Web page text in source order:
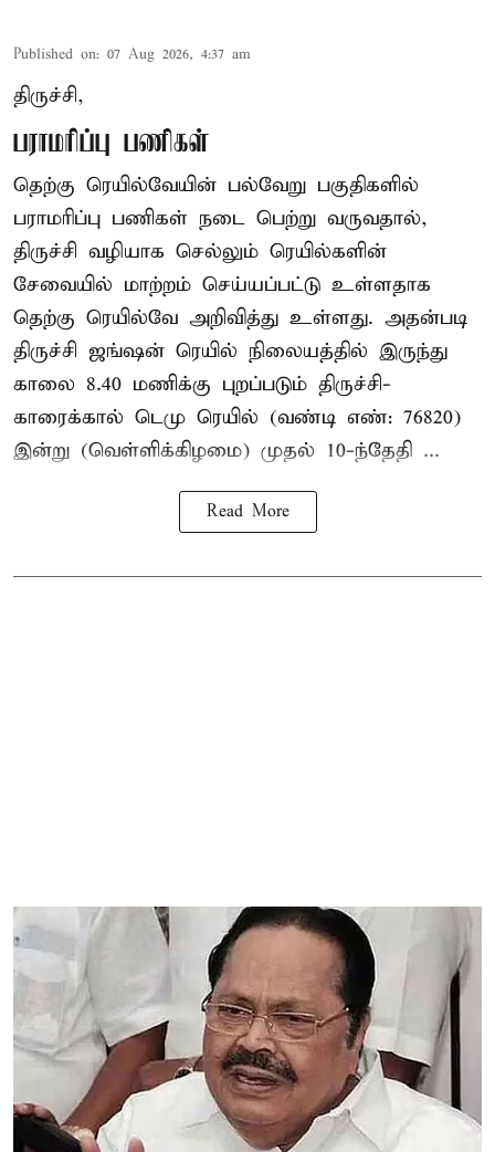
Published on: 07 Aug 2026, 4:37 am
திருச்சி,
பராமரிப்பு பணிகள்
தெற்கு ரெயில்வேயின் பல்வேறு பகுதிகளில்
பராமரிப்பு பணிகள் நடை பெற்று வருவதால்,
திருச்சி வழியாக செல்லும் ரெயில்களின்
சேவையில் மாற்றம் செய்யப்பட்டு உள்ளதாக
தெற்கு ரெயில்வே அறிவித்து உள்ளது. அதன்படி
திருச்சி ஜங்ஷன் ரெயில் நிலையத்தில் இருந்து
காலை 8.40 மணிக்கு புறப்படும் திருச்சி-
காரைக்கால் டெமு ரெயில் (வண்டி எண்: 76820)
இன்று (வெள்ளிக்கிழமை) முதல் 10-ந்தேதி ...
Read More